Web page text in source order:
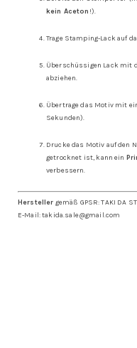
kein Aceton !).
Trage Stamping-Lack auf
Überschüssigen Lack mit
abziehen.
Übertrage das Motiv mit
Sekunden).
Drucke das Motiv auf den
getrocknet ist, kann ein
verbessern.
Hersteller gemäß GPSR: TAKI DA
E-Mail: takida.sale@gmail.com